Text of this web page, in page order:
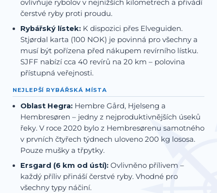
ovlivňuje rybolov v nejnižších kilometrech a přivádí
čerstvé ryby proti proudu.
Rybářský lístek: K dispozici přes Elveguiden.
Stjørdal karta (100 NOK) je povinná pro všechny a
musí být pořízena před nákupem revírního lístku.
SJFF nabízí cca 40 revírů na 20 km – polovina
přístupná veřejnosti.
NEJLEPŠÍ RYBÁŘSKÁ MÍSTA
Oblast Hegra: Hembre Gård, Hjelseng a
Hembresøren – jedny z nejproduktivnějších úseků
řeky. V roce 2020 bylo z Hembresørenu samotného
v prvních čtyřech týdnech uloveno 200 kg lososa.
Pouze mušky a třpytky.
Ersgard (6 km od ústí): Ovlivněno přílivem –
každý příliv přináší čerstvé ryby. Vhodné pro
všechny typy náčiní.